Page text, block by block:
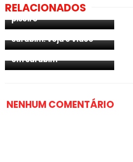
RELACIONADOS
com atrações do forró e
piseiro
Valter Xavier Campeão
da Grande Final no
Parque J. Galdino em
Surubim. Veja o vídeo
primeira vez nesta sexta
(16), no Parque J. Galdino
em Surubim
NENHUM COMENTÁRIO